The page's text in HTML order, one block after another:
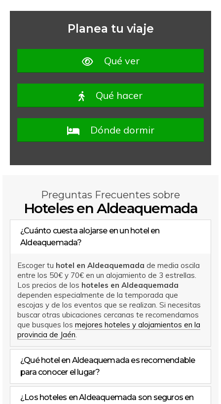
Planea tu viaje
Qué ver
Qué hacer
Dónde dormir
Preguntas Frecuentes sobre
Hoteles en Aldeaquemada
¿Cuánto cuesta alojarse en un hotel en
Aldeaquemada?
Escoger tu hotel en Aldeaquemada de media oscila
entre los 50€ y 70€ en un alojamiento de 3 estrellas.
Los precios de los hoteles en Aldeaquemada
dependen especialmente de la temporada que
escojas y de los eventos que se realizan. Si necesitas
buscar otras ubicaciones cercanas te recomendamos
que busques los mejores hoteles y alojamientos en la
provincia de Jaén
¿Qué hotel en Aldeaquemada es recomendable
para conocer el lugar?
¿Los hoteles en Aldeaquemada son seguros en